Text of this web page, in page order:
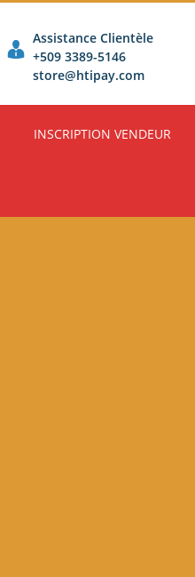
Assistance Clientèle
+509 3389-5146
store@htipay.com
INSCRIPTION VENDEUR